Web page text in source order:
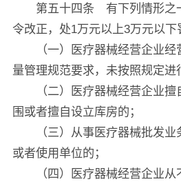
第五十四条 有下列情形之一
令改正，处1万元以上3万元以下
（一）医疗器械经营企业经
量管理规范要求，未按照规定进
（二）医疗器械经营企业擅
围或者擅自设立库房的；
（三）从事医疗器械批发业
或者使用单位的；
（四）医疗器械经营企业从